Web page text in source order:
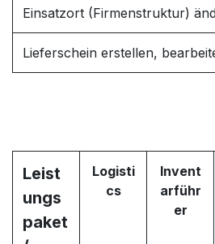
Einsatzort (Firmenstruktur)
Lieferschein erstellen,
Leist
ungs
paket
Logisti
cs
Invent
arführ
er